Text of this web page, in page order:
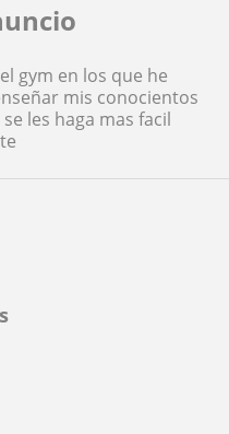
gym en los que he
mis conocientos
les haga mas facil